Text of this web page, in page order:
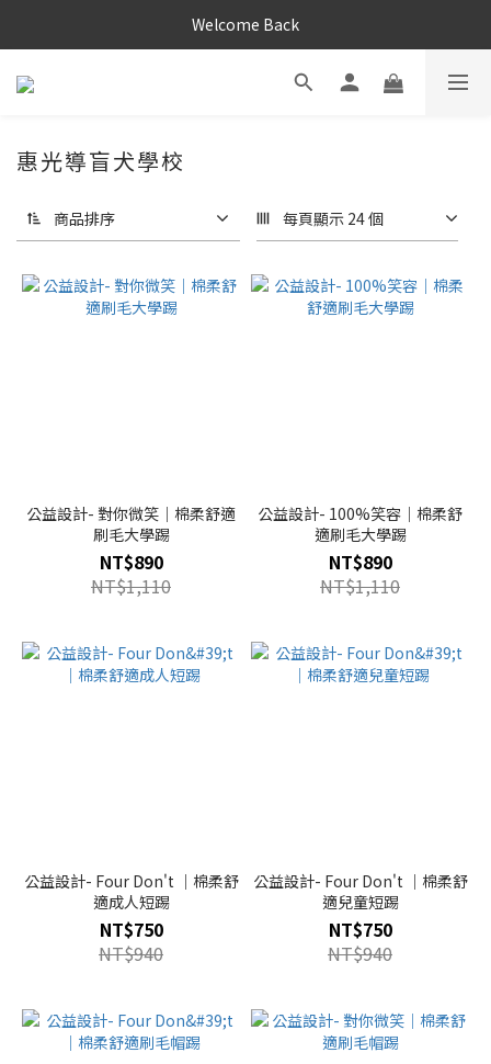
Welcome Back
惠光導盲犬學校
商品排序 每頁顯示 24 個
公益設計- 對你微笑｜棉柔舒適
刷毛大學踢
NT$890
NT$1,110
公益設計- 100%笑容｜棉柔舒
適刷毛大學踢
NT$890
NT$1,110
公益設計- Four Don't ｜棉柔舒
適成人短踢
NT$750
NT$940
公益設計- Four Don't ｜棉柔舒
適兒童短踢
NT$750
NT$940